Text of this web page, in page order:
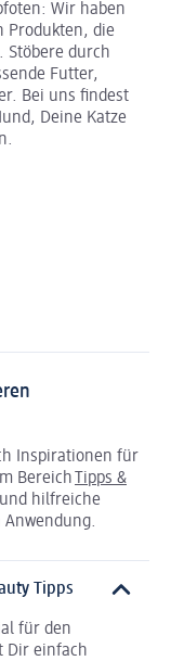
Wir haben
Produkten, die
Stöbere durch
Futter,
Bei uns findest
Deine Katze
Inspirationen für
Bereich Tipps &
hilfreiche
Tipps
für den
Dir einfach